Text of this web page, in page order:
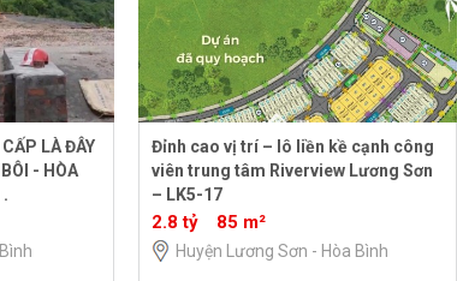
LÀ ĐÂY
- HÒA
Đỉnh cao vị trí – lô liền kề cạnh công
viên trung tâm Riverview Lương Sơn
– LK5-17
2.8 tỷ 85 m²
Huyện Lương Sơn - Hòa Bình